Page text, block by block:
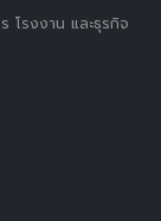
โรงงาน และธุรกิจ